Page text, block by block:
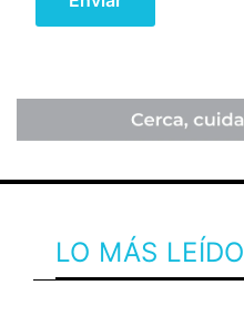
LO MÁS LEÍDO